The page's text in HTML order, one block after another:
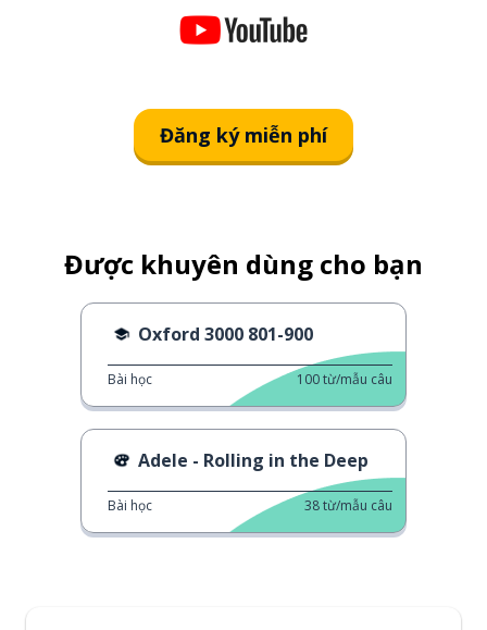
Đăng ký miễn phí
Được khuyên dùng cho bạn
Oxford 3000 801-900
Bài học 100từ/mẫu câu
Adele - Rolling in the Deep
Bài học 38từ/mẫu câu